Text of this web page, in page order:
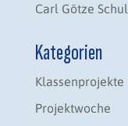
Carl Götze
Kategorien
Klassenprojekte
Projektwoche